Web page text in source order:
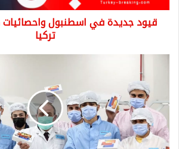
تركيا
قيود جديدة في اسطنبول واحصائيات
تركيا
شاومي
المصنع
في
تركيا